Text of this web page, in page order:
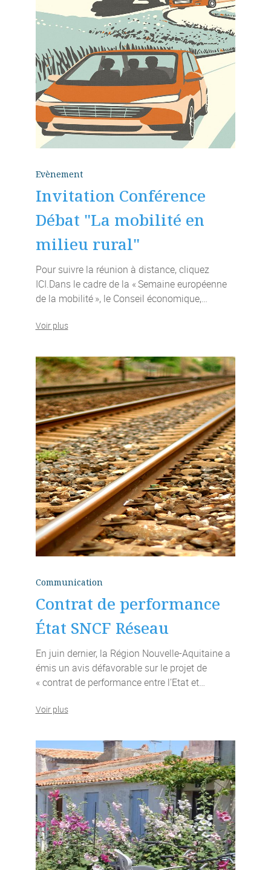
Evènement
Invitation Conférence
Débat "La mobilité en
milieu rural"
Pour suivre la réunion à distance, cliquez
ICI.Dans le cadre de la « Semaine européenne
de la mobilité », le Conseil économique,…
Voir plus
Communication
Contrat de performance
État SNCF Réseau
En juin dernier, la Région Nouvelle-Aquitaine a
émis un avis défavorable sur le projet de
« contrat de performance entre l’Etat et…
Voir plus